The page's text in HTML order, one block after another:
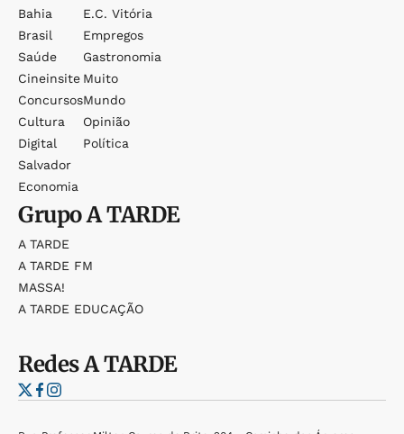
Bahia
Brasil
Saúde
Cineinsite
Concursos
Cultura
Digital
Salvador
Economia
E.c. Vitória
Empregos
Gastronomia
Muito
Mundo
Opinião
Política
GrupoA TARDE
A TARDE
A TARDE FM
MASSA!
A TARDE EDUCAÇÃO
RedesA TARDE